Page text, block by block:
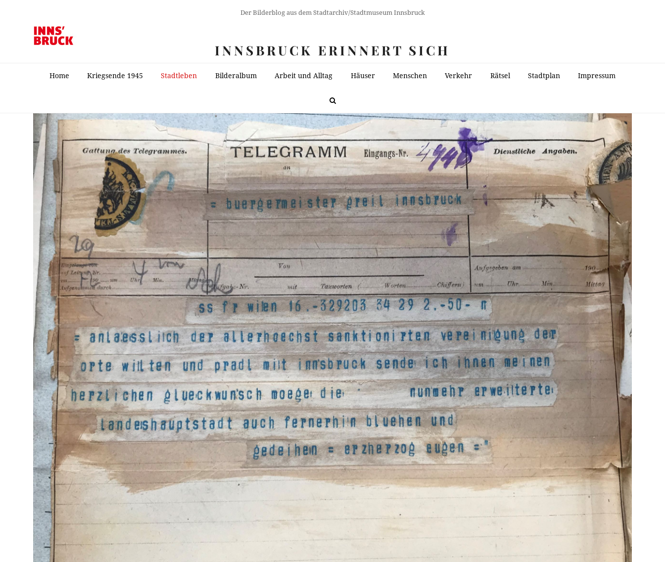
Der Bilderblog aus dem Stadtarchiv/Stadtmuseum Innsbruck
INNSBRUCK ERINNERT SICH
Home Kriegsende 1945 Stadtleben Bilderalbum Arbeit und Alltag Häuser Menschen Verkehr Rätsel Stadtplan Impressum